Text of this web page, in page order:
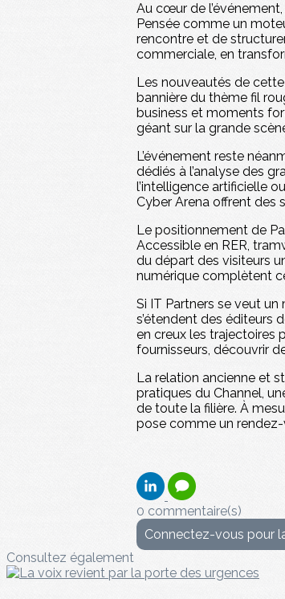
Au cœur de
Pensée comme un
rencontre et de
commerciale, en
Les nouveautés de
bannière du thème fil
business et moments
géant sur la grande
L’événement reste
dédiés à l’analyse des
l’intelligence artificielle
Cyber Arena offrent des
Le positionnement de
Accessible en RER,
du départ des visiteurs
numérique complètent
Si IT Partners se veut un
s’étendent des éditeurs
en creux les trajectoires
fournisseurs, découvrir
La relation ancienne et
pratiques du Channel,
de toute la filière. À
pose comme un
0 commentaire(s)
Connectez-vous pour
Consultez également